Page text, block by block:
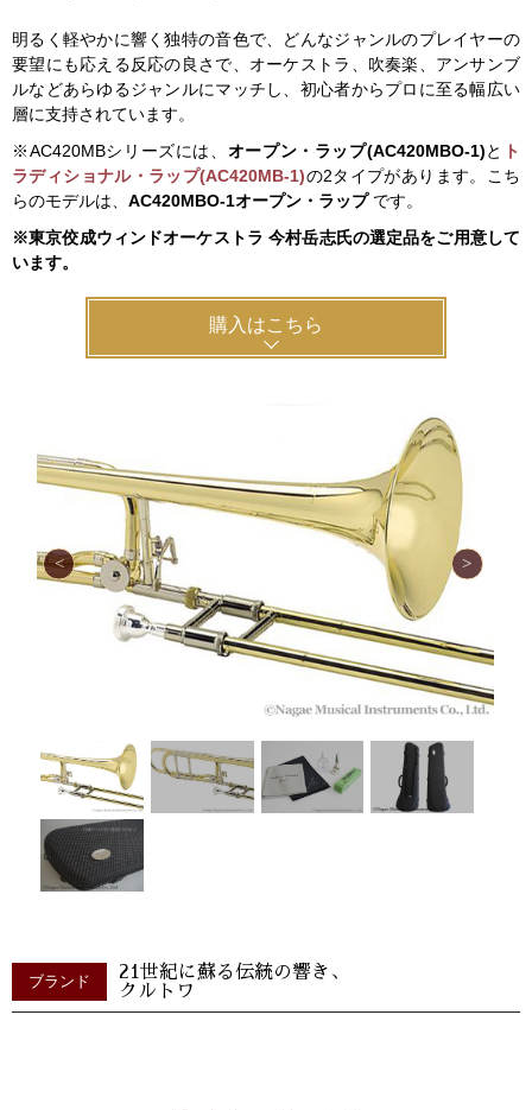
明るく軽やかに響く独特の音色で、どんなジャンルのプレイヤーの
要望にも応える反応の良さで、オーケストラ、吹奏楽、アンサンブ
ルなどあらゆるジャンルにマッチし、初心者からプロに至る幅広い
層に支持されています。
※AC420MBシリーズには、 オープン・ラップ(AC420MBO-1)と ト
ラディショナル・ラップ(AC420MB-1)の2タイプがあります。こち
らのモデルは、 AC420MBO-1オープン・ラップです。
※東京佼成ウィンドオーケストラ 今村岳志氏の選定品をご用意して
います。
購入はこちら
ブランド
21世紀に蘇る伝統の響き、
クルトワ